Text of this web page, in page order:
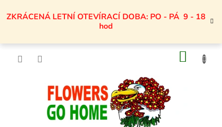
naZKRÁCENÁ LETNÍ OTEVÍRACÍ DOBA: PO - PÁ 9 - 18
hod